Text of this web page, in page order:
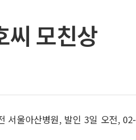
씨 모친상
서울아산병원, 발인 3일 오전, 02-